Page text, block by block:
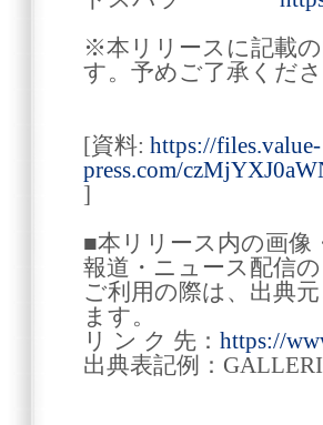
※本リリースに記載
す。予めご了承くださ
[資料: https://files.value-
press.com/
]
■本リリース内の画像
報道・ニュース配信
ご利用の際は、出典
ます。
リ ン ク 先： https://
出典表記例：